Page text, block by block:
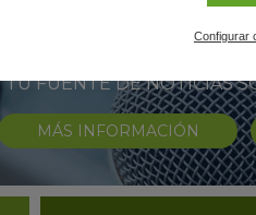
TU FUENTE DE NOTICIAS
MÁS INFORMACIÓN
Configurar